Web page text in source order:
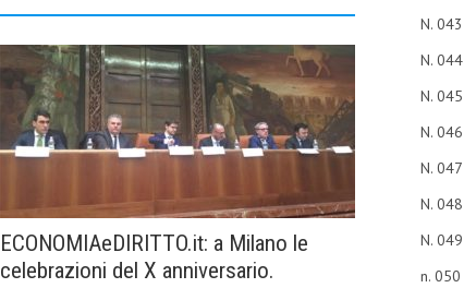
ECONOMIAeDIRITTO.it: a Milano le
celebrazioni del X anniversario.
N.
N.
N.
N.
N.
N.
N.
n.